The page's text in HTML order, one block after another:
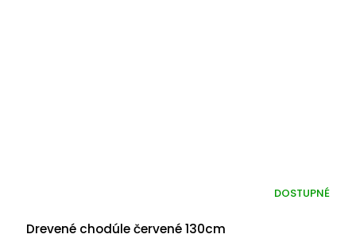
Drevené chodúle červené 130cm
DOSTUPNÉ